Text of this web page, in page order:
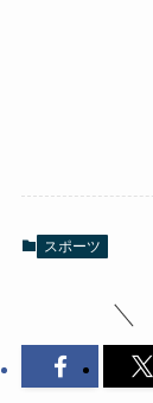
スポーツ